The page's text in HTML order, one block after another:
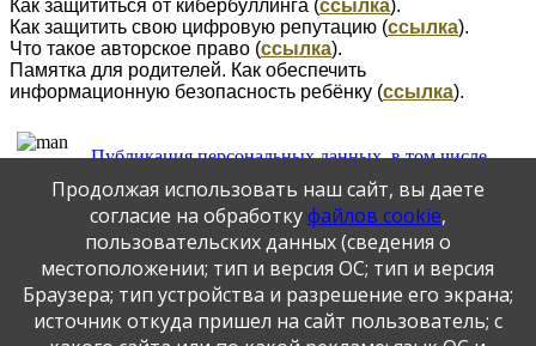
Как защититься от кибербуллинга (ссылка).
Как защитить свою цифровую репутацию (ссылка).
Что такое авторское право (ссылка).
Памятка для родителей. Как обеспечить
информационную безопасность ребёнку (ссылка).
Публикация персональных данных, в том числе
фотографий, производится в соответствии с
Федеральным законом от 27.07.2006 г. № 152-ФЗ " О
персональных данных", с согласия субъекта персональных
Официальный интернет-портал
государственных услуг
Продолжая использовать наш сайт, вы даете
согласие на обработкуфайлов cookie,
пользовательских данных (сведения о
местоположении; тип и версия ОС; тип и версия
Браузера; тип устройства и разрешение его экрана;
источник откуда пришел на сайт пользователь; с